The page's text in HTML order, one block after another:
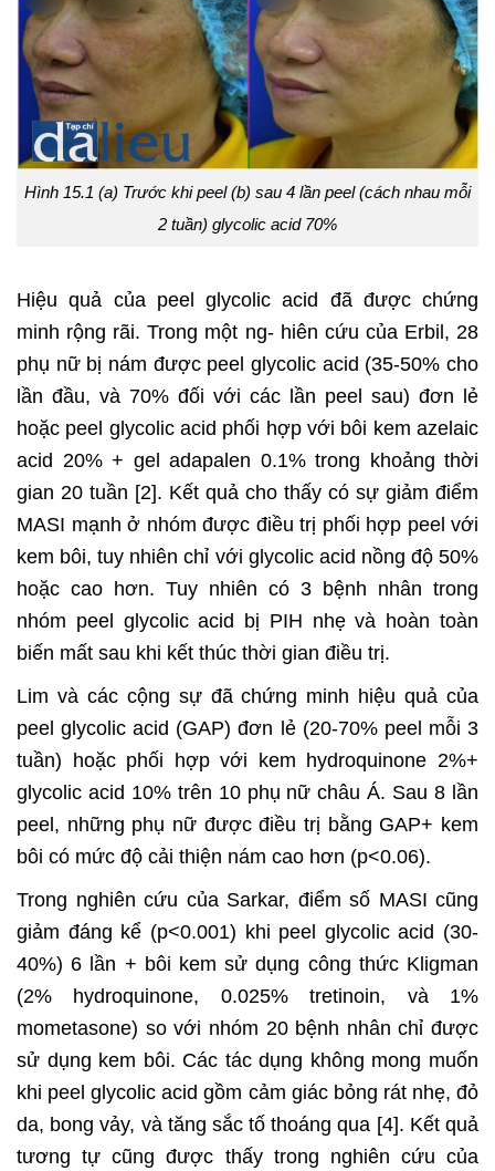
Hình 15.1 (a) Trước khi peel (b) sau 4 lần peel (cách nhau mỗi
2 tuần) glycolic acid 70%
Hiệu quả của peel glycolic acid đã được chứng
minh rộng rãi. Trong một ng- hiên cứu của Erbil, 28
phụ nữ bị nám được peel glycolic acid (35-50% cho
lần đầu, và 70% đối với các lần peel sau) đơn lẻ
hoặc peel glycolic acid phối hợp với bôi kem azelaic
acid 20% + gel adapalen 0.1% trong khoảng thời
gian 20 tuần [2]. Kết quả cho thấy có sự giảm điểm
MASI mạnh ở nhóm được điều trị phối hợp peel với
kem bôi, tuy nhiên chỉ với glycolic acid nồng độ 50%
hoặc cao hơn. Tuy nhiên có 3 bệnh nhân trong
nhóm peel glycolic acid bị PIH nhẹ và hoàn toàn
biến mất sau khi kết thúc thời gian điều trị.
Lim và các cộng sự đã chứng minh hiệu quả của
peel glycolic acid (GAP) đơn lẻ (20-70% peel mỗi 3
tuần) hoặc phối hợp với kem hydroquinone 2%+
glycolic acid 10% trên 10 phụ nữ châu Á. Sau 8 lần
peel, những phụ nữ được điều trị bằng GAP+ kem
bôi có mức độ cải thiện nám cao hơn (p<0.06).
Trong nghiên cứu của Sarkar, điểm số MASI cũng
giảm đáng kể (p<0.001) khi peel glycolic acid (30-
40%) 6 lần + bôi kem sử dụng công thức Kligman
(2% hydroquinone, 0.025% tretinoin, và 1%
mometasone) so với nhóm 20 bệnh nhân chỉ được
sử dụng kem bôi. Các tác dụng không mong muốn
khi peel glycolic acid gồm cảm giác bỏng rát nhẹ, đỏ
da, bong vảy, và tăng sắc tố thoáng qua [4]. Kết quả
tương tự cũng được thấy trong nghiên cứu của